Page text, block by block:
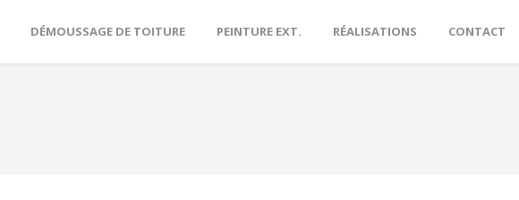
DÉMOUSSAGE DE TOITURE PEINTURE EXT. RÉALISATIONS CONTACT